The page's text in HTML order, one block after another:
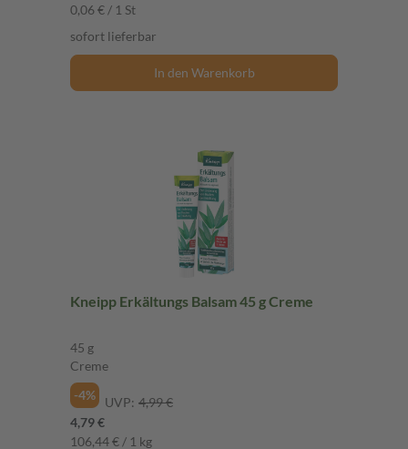
0,06 € / 1 St
sofort lieferbar
In den Warenkorb
Kneipp Erkältungs Balsam 45 g Creme
45 g
Creme
-4%
UVP: 4,99 €
4,79 €
106,44 € / 1 kg